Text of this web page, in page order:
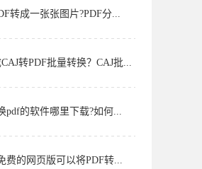
转成一张张图片?PDF分...
转PDF批量转换？CAJ批...
pdf的软件哪里下载?如何...
费的网页版可以将PDF转...